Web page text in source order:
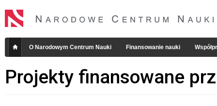
O Narodowym Centrum Nauki Finansowanie nauki
Projekty finansowane